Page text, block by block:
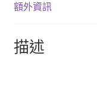
額外資訊
描述